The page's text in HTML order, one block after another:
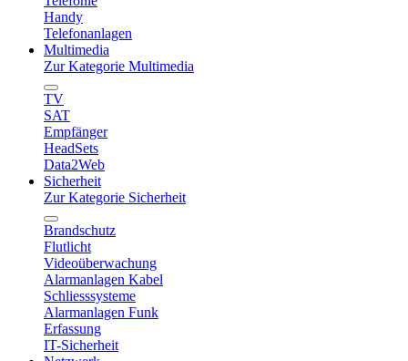
Handy
Telefonanlagen
Multimedia
Zur Kategorie Multimedia
TV
SAT
Empfänger
HeadSets
Data2Web
Sicherheit
Zur Kategorie Sicherheit
Brandschutz
Flutlicht
Videoüberwachung
Alarmanlagen Kabel
Schliesssysteme
Alarmanlagen Funk
Erfassung
IT-Sicherheit